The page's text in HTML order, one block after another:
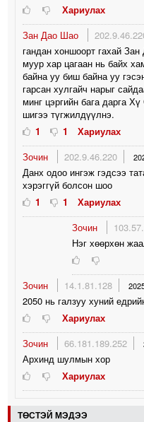
Хариулах
Зан Дао Шао
гандан хоншоорт гахай
муур хар цагаан нь байх
байна уу биш байна уу
гарсан хулгайч нарыг
минг цэргийн бага дарга
шигээ түгжилдүүлнэ.
1
1
Хариулах
Зочин
202.9.46.220
Данх одоо ингэж гэдсээ
хэрэггүй болсон шоо
1
1
Хариулах
Зочин
Нэг хөөрхөн
Зочин 14.1.81.128
2050 нь галзуу хуний
Хариулах
Зочин
66.181.189.252
Архинд шулмын хор
Хариулах
ТӨСТЭЙ МЭДЭЭ